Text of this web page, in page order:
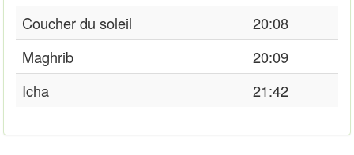
Coucher du soleil
20:08
Maghrib
20:09
Icha
21:42